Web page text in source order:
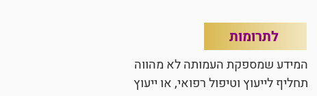
לתרומות
המידע שמספקת העמותה לא מהווה
תחליף לייעוץ וטיפול רפואי, או ייעוץ